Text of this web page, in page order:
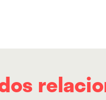
el riesgo de quedar
Madrid, bajo la